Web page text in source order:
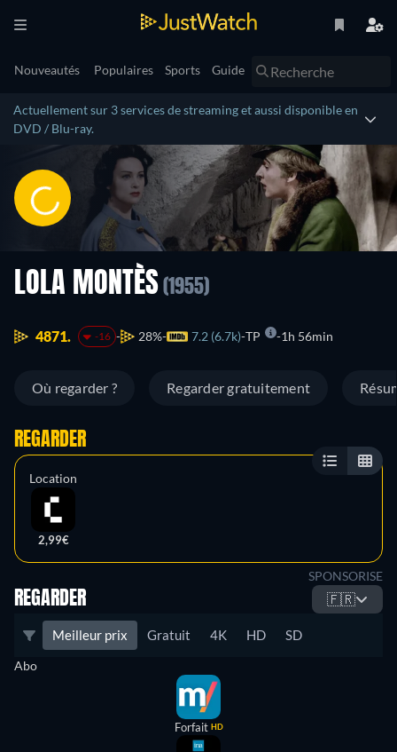
Nouveautés Populaires Sports Guide
Actuellement sur 3 services de streaming et aussi disponible en
DVD / Blu-ray.
LOLA MONTÈS (1955)
4871. -16 28% 7.2 (6.7k) TP 1h 56min
Où regarder ? Regarder gratuitement
REGARDER
Location
2,99€
SPONSORISE
REGARDER 🇫🇷
Meilleur prix Gratuit 4K HD SD
Abo
Forfait HD